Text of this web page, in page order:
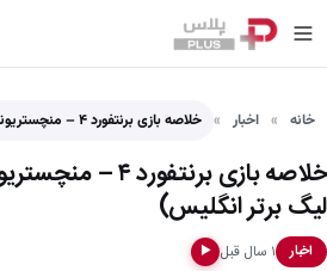
خانه اخبار خلاصه بازی برنتفورد ۴ – منچستریونایتد ۳ (هفته ۳۵ لیگ…
لیگ برتر انگلیس)
اخبار ۱ سال قبل ▶